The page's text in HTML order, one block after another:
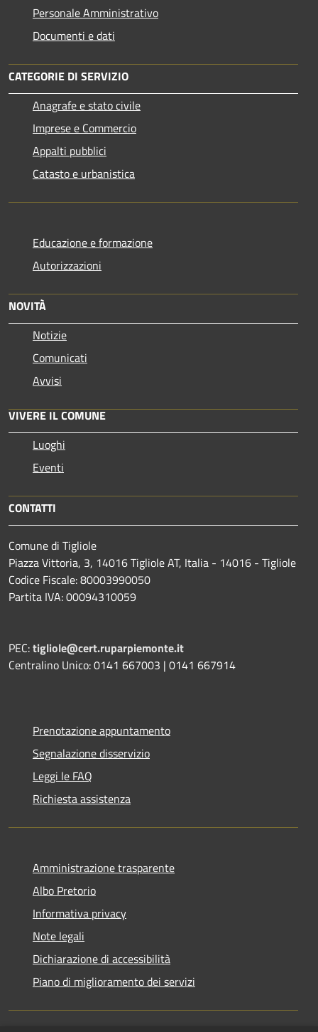
Personale Amministrativo
Documenti e dati
CATEGORIE DI SERVIZIO
Anagrafe e stato civile
Imprese e Commercio
Appalti pubblici
Catasto e urbanistica
Educazione e formazione
Autorizzazioni
NOVITÀ
Notizie
Comunicati
Avvisi
VIVERE IL COMUNE
Luoghi
Eventi
CONTATTI
Comune di Tigliole
Piazza Vittoria, 3, 14016 Tigliole AT, Italia - 14016 - Tigliole
Codice Fiscale: 80003990050
Partita IVA: 00094310059
PEC:tigliole@cert.ruparpiemonte.it
Centralino Unico: 0141 667003 | 0141 667914
Prenotazione appuntamento
Segnalazione disservizio
Leggi le FAQ
Richiesta assistenza
Amministrazione trasparente
Albo Pretorio
Informativa privacy
Note legali
Dichiarazione di accessibilità
Piano di miglioramento dei servizi